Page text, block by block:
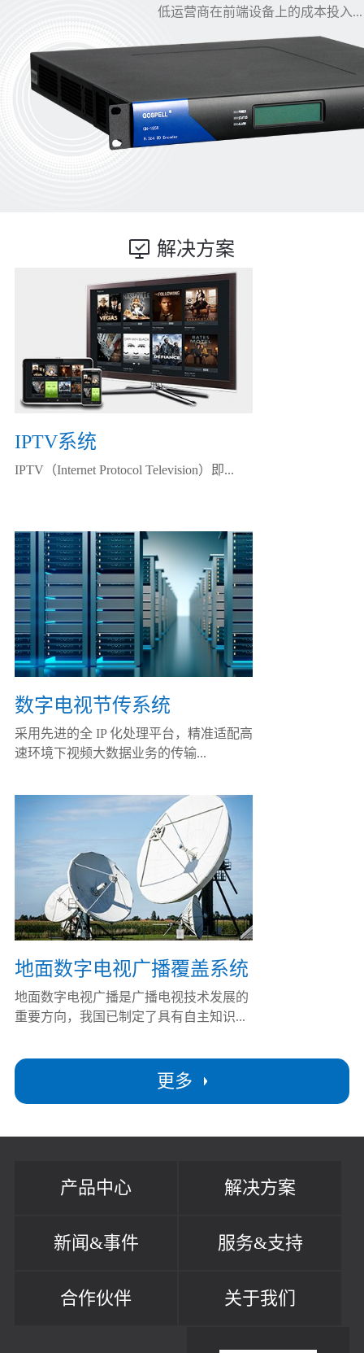
低运营商在前端设备上的成本投入...
解决方案
更多
IPTV系统
IPTV（Internet Protocol Television）即...
数字电视节传系统
采用先进的全 IP 化处理平台，精准适配高
速环境下视频大数据业务的传输...
地面数字电视广播覆盖系统
地面数字电视广播是广播电视技术发展的
重要方向，我国已制定了具有自主知识...
产品中心 解决方案
新闻&事件 服务&支持
合作伙伴 关于我们